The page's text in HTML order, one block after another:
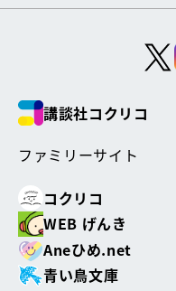
講談社コクリコ
ファミリーサイト
コクリコ
WEB げんき
Aneひめ.net
青い鳥文庫